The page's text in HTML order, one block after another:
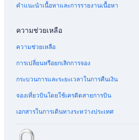
คำแนะนำเนื้อหาและการรายงานเนื้อหา
ความช่วยเหลือ
ความช่วยเหลือ
การเปลี่ยนหรือยกเลิกการจอง
กระบวนการและระยะเวลาในการคืนเงิน
จองเที่ยวบินโดยใช้เครดิตสายการบิน
เอกสารในการเดินทางระหว่างประเทศ